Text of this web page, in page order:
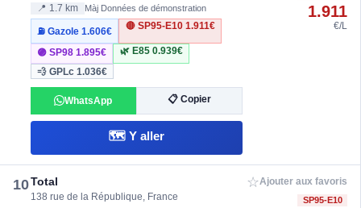
📍 1.7 km Màj Données de démonstration
⛽ Gazole1.606€
🔴 SP95-E10 1.911€
🟣 SP981.895€ 🌿 E85 0.939€
💨 GPLc1.036€
WhatsApp 📋 Copier
🗺️ Y aller
1.911
€/L
10Total
138 rue de la République, France
☆Ajouter aux favoris
SP95-E10